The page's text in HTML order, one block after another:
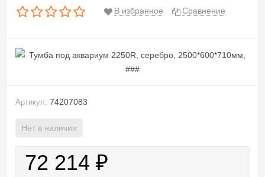
В избранное Сравнение
Артикул: 74207083
Нет в наличии
72 214 ₽